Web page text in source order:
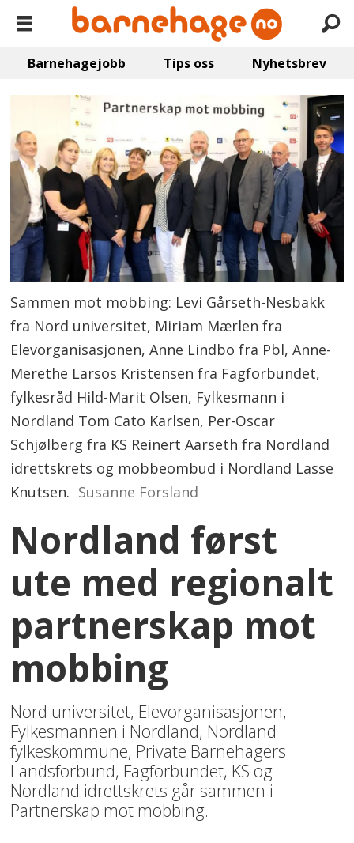
Barnehagejobb Tips oss Nyhetsbrev
Sammen mot mobbing: Levi Gårseth-Nesbakk
fra Nord universitet, Miriam Mærlen fra
Elevorganisasjonen, Anne Lindbo fra Pbl, Anne-
Merethe Larsos Kristensen fra Fagforbundet,
fylkesråd Hild-Marit Olsen, Fylkesmann i
Nordland Tom Cato Karlsen, Per-Oscar
Schjølberg fra KS Reinert Aarseth fra Nordland
idrettskrets og mobbeombud i Nordland Lasse
Knutsen. Susanne Forsland
Nordland først
ute med regionalt
partnerskap mot
mobbing
Nord universitet, Elevorganisasjonen,
Fylkesmannen i Nordland, Nordland
fylkeskommune, Private Barnehagers
Landsforbund, Fagforbundet, KS og
Nordland idrettskrets går sammen i
Partnerskap mot mobbing.